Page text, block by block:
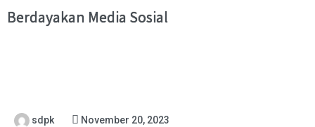
Berdayakan Media Sosial
sdpk November 20, 2023